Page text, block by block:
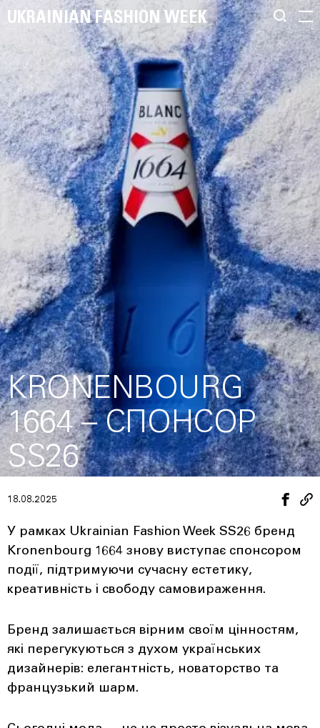
UKRAINIAN FASHION WEEK
KRONENBOURG
1664 – СПОНСОР
SS26
18.08.2025
У рамках Ukrainian Fashion Week SS26 бренд
Kronenbourg 1664 знову виступає спонсором
події, підтримуючи сучасну естетику,
креативність і свободу самовираження.
Бренд залишається вірним своїм цінностям,
які перегукуються з духом українських
дизайнерів: елегантність, новаторство та
французький шарм.